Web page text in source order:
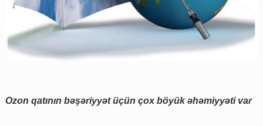
Ozon qatının bəşəriyyət üçün çox böyük əhəmiyyəti var